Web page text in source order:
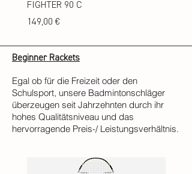
FIGHTER 90 C
Preis
149,00 €
Beginner Rackets
Egal ob für die Freizeit oder den
Schulsport, unsere Badmintonschläger
überzeugen seit Jahrzehnten durch ihr
hohes Qualitätsniveau und das
hervorragende Preis-/ Leistungsverhältnis.